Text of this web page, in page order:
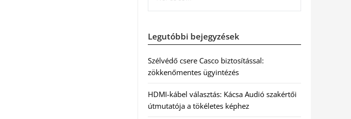
Legutóbbi bejegyzések
Szélvédő csere Casco biztosítással:
zökkenőmentes ügyintézés
HDMI-kábel választás: Kácsa Audió szakértői
útmutatója a tökéletes képhez